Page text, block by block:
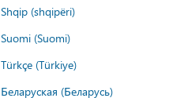
Shqip (shqipëri)
Suomi (Suomi)
Türkçe (Türkiye)
Беларуская (Беларусь)